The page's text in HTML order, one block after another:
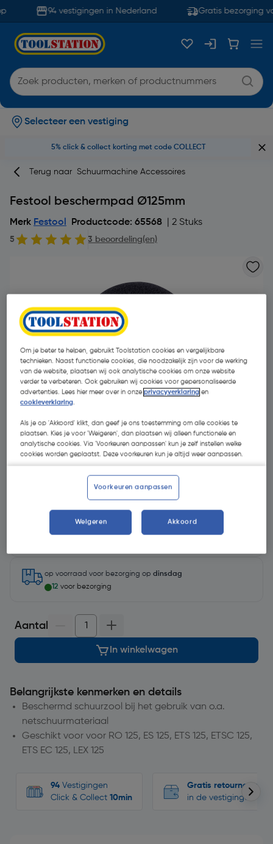
94 vestigingen in Nederland Gratis bezorging
Selecteer een vestiging
5% click & collect korting met code COLLECT
Terug naar Schuurmachine Accessoires
Festool beschermpad Ø125mm
Merk Festool Productcode: 65568 | 2 Stuks
5 3 beoordeling(en)
€ 18,89
Selecteer winkel - Bekijk voorraadniveaus en haal binnen 10
minuten op
op voorraad voor bezorging op dinsdag
12 voor bezorging
Aantal
In winkelwagen
Belangrijkste kenmerken en details
Beschermd schuurzool bij het gebruik van o.a.
netschuurmateriaal
Geschikt voor voor RO 125, ES 125, ETS 125, ETSC 125,
ETS EC 125, LEX 125
94 Vestigingen
Click & Collect 10min
Gratis retourneren
in de vestigingen
Om je beter te helpen, gebruikt Toolstation cookies en vergelijkbare
technieken. Naast functionele cookies, die noodzakelijk zijn voor de werking
van de website, plaatsen wij ook analytische cookies om onze website
verder te verbeteren. Ook gebruiken wij cookies voor gepersonaliseerde
advertenties. Lees hier meer over in onzeprivacyverklaring en
cookieverklaring.
Als je op 'Akkoord' klikt, dan geef je ons toestemming om alle cookies te
plaatsen. Kies je voor 'Weigeren', dan plaatsen wij alleen functionele en
analytische cookies. Via 'Voorkeuren aanpassen' kun je zelf instellen welke
cookies worden geplaatst. Deze voorkeuren kun je altijd weer aanpassen.
Voorkeuren aanpassen
Weigeren Akkoord